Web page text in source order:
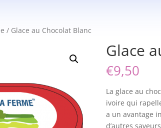
/ Glace au Chocolat Blanc
Glace
€9,50
La glace au
ivoire qui
a un avantage
d’autres